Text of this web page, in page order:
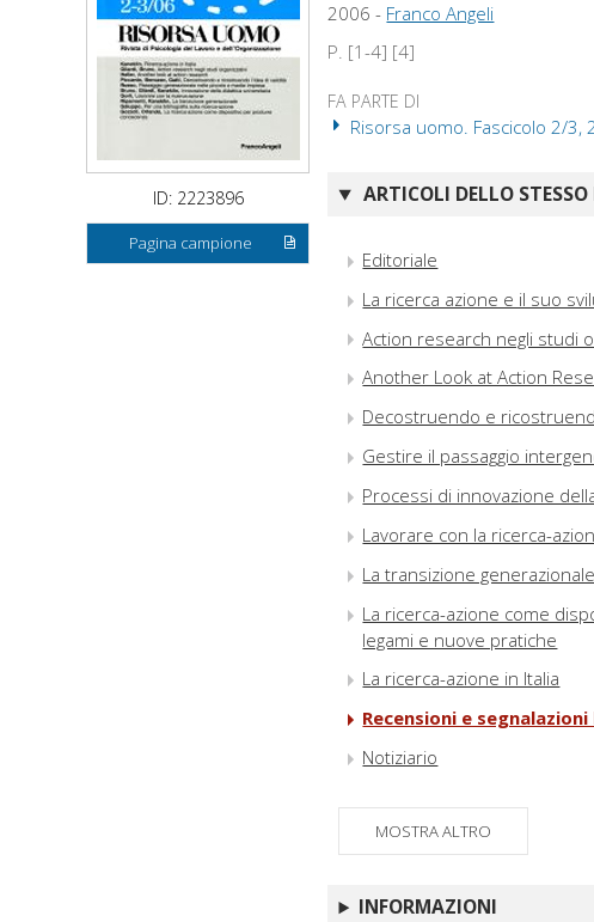
ID: 2223896
Pagina campione
2006 - Franco Angeli
P. [1-4] [4]
FA PARTE DI
Risorsa uomo. Fascicolo 2/3,
ARTICOLI DELLO
Editoriale
La ricerca azione e il suo
Action research negli studi
Another Look at Action
Decostruendo e
Gestire il passaggio
Processi di innovazione
Lavorare con la ricerca-
La transizione generazionale
La ricerca-azione come
legami e nuove pratiche
La ricerca-azione in Italia
Recensioni e
Notiziario
MOSTRA ALTRO
INFORMAZIONI